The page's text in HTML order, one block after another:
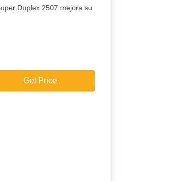
Duplex 2507 mejora su
Get Price